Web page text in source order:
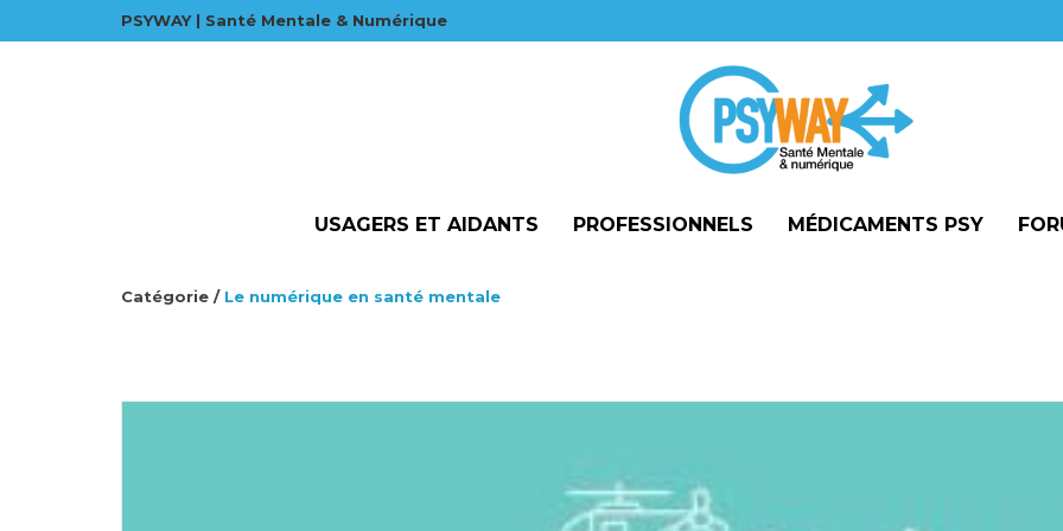
PSYWAY | Santé Mentale & Numérique
USAGERS ET AIDANTS PROFESSIONNELS MÉDICAMENTS PSY
Catégorie / Le numérique en santé mentale